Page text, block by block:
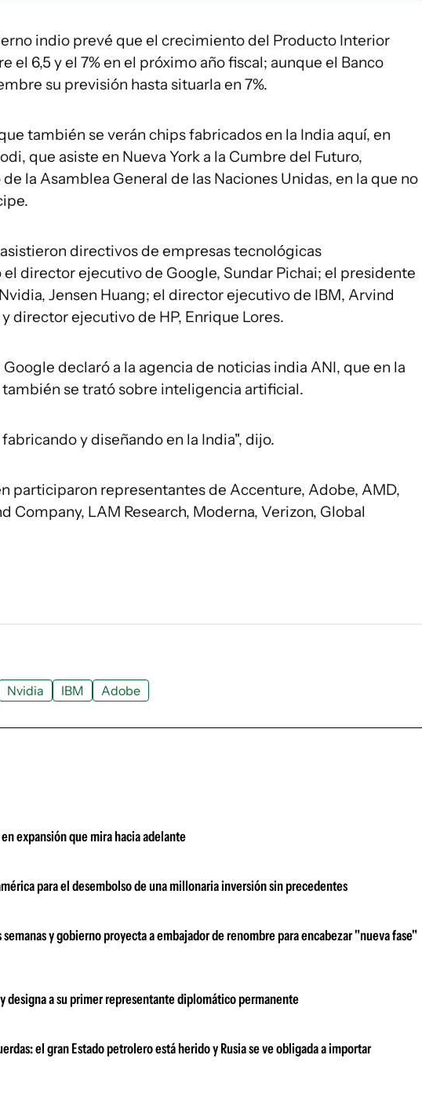
indio prevé que el crecimiento del Producto Interior
el 6,5 y el 7% en el próximo año fiscal; aunque el Banco
su previsión hasta situarla en 7%.
también se verán chips fabricados en la India aquí, en
que asiste en Nueva York a la Cumbre del Futuro,
la Asamblea General de las Naciones Unidas, en la que no
directivos de empresas tecnológicas
director ejecutivo de Google, Sundar Pichai; el presidente
Jensen Huang; el director ejecutivo de IBM, Arvind
director ejecutivo de HP, Enrique Lores.
declaró a la agencia de noticias india ANI, que en la
se trató sobre inteligencia artificial.
y diseñando en la India", dijo.
participaron representantes de Accenture, Adobe, AMD,
Company, LAM Research, Moderna, Verizon, Global
Nvidia IBM Adobe
expansión que mira hacia adelante
para el desembolso de una millonaria inversión sin precedentes
y gobierno proyecta a embajador de renombre para encabezar "nueva fase"
designa a su primer representante diplomático permanente
el gran Estado petrolero está herido y Rusia se ve obligada a importar